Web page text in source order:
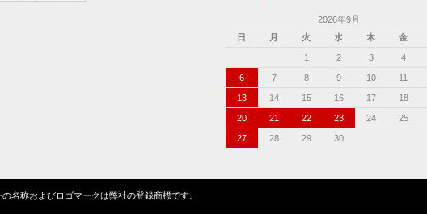
2026年9月
日
月 火 水 木 金
1 2 3 4
6 7 8 9 10 11
13 14 15 16 17 18
20 21 22 23 24 25
27 28 29 30
名称およびロゴマークは弊社の登録商標です。